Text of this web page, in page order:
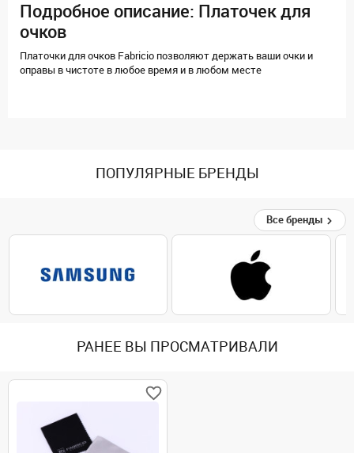
Подробное описание: Платочек для
очков
Платочки для очков Fabricio позволяют держать ваши очки и
оправы в чистоте в любое время и в любом месте
ПОПУЛЯРНЫЕ БРЕНДЫ
Все бренды
РАНЕЕ ВЫ ПРОСМАТРИВАЛИ